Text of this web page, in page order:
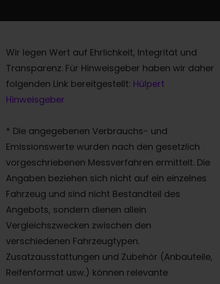
Wir legen Wert auf Ehrlichkeit, Integrität und
Transparenz. Für Hinweisgeber haben wir daher
folgenden Link bereitgestellt: Hülpert
Hinweisgeber
* Die angegebenen Verbrauchs- und
Emissionswerte wurden nach den gesetzlich
vorgeschriebenen Messverfahren ermittelt. Die
Angaben beziehen sich nicht auf ein einzelnes
Fahrzeug und sind nicht Bestandteil des
Angebots, sondern dienen allein
Vergleichszwecken zwischen den
verschiedenen Fahrzeugtypen.
Zusatzausstattungen und Zubehör (Anbauteile,
Reifenformat usw.) können relevante